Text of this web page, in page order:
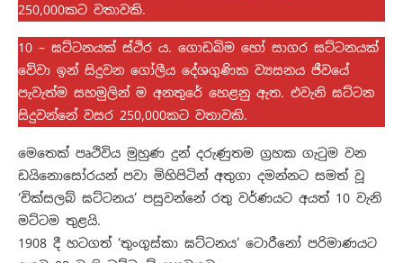
250,000කට වතාවකි.
10 – ඝට්ටනයක් ස්ථිර ය. ගොඩබිම හෝ සාගර ඝට්ටනයක්
වේවා ඉන් සිදුවන ගෝලීය දේශගුණික ව්‍යසනය ජීවයේ
පැවැත්ම සහමුලින් ම අනතුරේ හෙළනු ඇත. එවැනි ඝට්ටන
සිදුවන්නේ වසර 250,000කට වතාවකි.
‍මෙතෙක් පෘථිවිය මුහුණ දුන් දරුණුතම ග්‍රහක ගැටුම වන
ඩයිනොසෝරයන් පවා මිහිපිටින් අතුගා දමන්නට සමත් වූ
‘චික්සලබ් ඝට්ටනය’ පසුවන්නේ රතු වර්ණයට අයත් 10 වැනි
මට්ටම තුළයි.
1908 දී හටගත් ‘තුංගුස්කා ඝට්ටනය’ ටොරීනෝ පරිමාණයට